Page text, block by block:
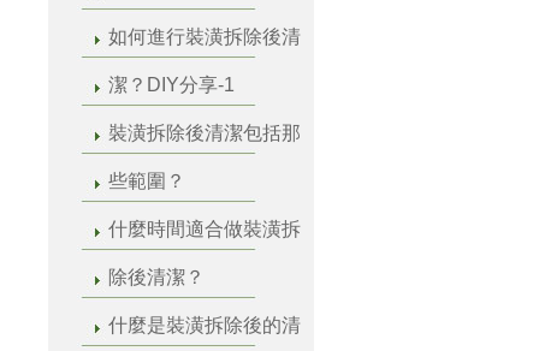
如何進行裝潢拆除後清
潔？DIY分享-1
裝潢拆除後清潔包括那
些範圍？
什麼時間適合做裝潢拆
除後清潔？
什麼是裝潢拆除後的清